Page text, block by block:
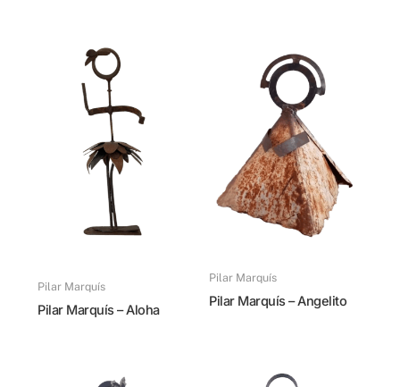
Pilar Marquís
Pilar Marquís – Aloha
Pilar Marquís
Pilar Marquís – Angelito